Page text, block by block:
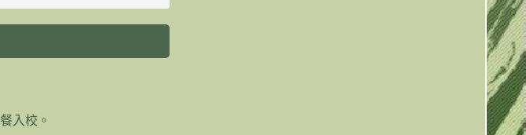
入校。